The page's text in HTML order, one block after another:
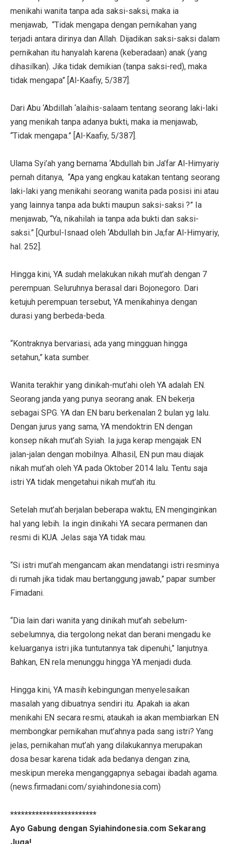
menikahi wanita tanpa ada saksi-saksi, maka ia
menjawab, “Tidak mengapa dengan pernikahan yang
terjadi antara dirinya dan Allah. Dijadikan saksi-saksi dalam
pernikahan itu hanyalah karena (keberadaan) anak (yang
dihasilkan). Jika tidak demikian (tanpa saksi-red), maka
tidak mengapa” [Al-Kaafiy, 5/387].
Dari Abu ‘Abdillah ‘alaihis-salaam tentang seorang laki-laki
yang menikah tanpa adanya bukti, maka ia menjawab,
“Tidak mengapa.” [Al-Kaafiy, 5/387].
Ulama Syi’ah yang bernama ‘Abdullah bin Ja’far Al-Himyariy
pernah ditanya, “Apa yang engkau katakan tentang seorang
laki-laki yang menikahi seorang wanita pada posisi ini atau
yang lainnya tanpa ada bukti maupun saksi-saksi ?” Ia
menjawab, “Ya, nikahilah ia tanpa ada bukti dan saksi-
saksi.” [Qurbul-Isnaad oleh ‘Abdullah bin Ja;far Al-Himyariy,
hal. 252].
Hingga kini, YA sudah melakukan nikah mut’ah dengan 7
perempuan. Seluruhnya berasal dari Bojonegoro. Dari
ketujuh perempuan tersebut, YA menikahinya dengan
durasi yang berbeda-beda.
“Kontraknya bervariasi, ada yang mingguan hingga
setahun,” kata sumber.
Wanita terakhir yang dinikah-mut’ahi oleh YA adalah EN.
Seorang janda yang punya seorang anak. EN bekerja
sebagai SPG. YA dan EN baru berkenalan 2 bulan yg lalu.
Dengan jurus yang sama, YA mendoktrin EN dengan
konsep nikah mut’ah Syiah. Ia juga kerap mengajak EN
jalan-jalan dengan mobilnya. Alhasil, EN pun mau diajak
nikah mut’ah oleh YA pada Oktober 2014 lalu. Tentu saja
istri YA tidak mengetahui nikah mut’ah itu.
Setelah mut’ah berjalan beberapa waktu, EN menginginkan
hal yang lebih. Ia ingin dinikahi YA secara permanen dan
resmi di KUA. Jelas saja YA tidak mau.
“Si istri mut’ah mengancam akan mendatangi istri resminya
di rumah jika tidak mau bertanggung jawab,” papar sumber
Fimadani.
“Dia lain dari wanita yang dinikah mut’ah sebelum-
sebelumnya, dia tergolong nekat dan berani mengadu ke
keluarganya istri jika tuntutannya tak dipenuhi,” lanjutnya.
Bahkan, EN rela menunggu hingga YA menjadi duda.
Hingga kini, YA masih kebingungan menyelesaikan
masalah yang dibuatnya sendiri itu. Apakah ia akan
menikahi EN secara resmi, ataukah ia akan membiarkan EN
membongkar pernikahan mut’ahnya pada sang istri? Yang
jelas, pernikahan mut’ah yang dilakukannya merupakan
dosa besar karena tidak ada bedanya dengan zina,
meskipun mereka menganggapnya sebagai ibadah agama.
(news.firmadani.com/syiahindonesia.com)
************************
Ayo Gabung dengan Syiahindonesia.com Sekarang